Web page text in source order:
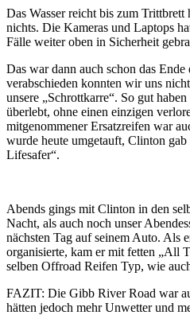
Das Wasser reicht bis zum
nichts. Die Kameras und Laptops
Fälle weiter oben in Sicherheit
Das war dann auch schon das
verabschieden konnten wir uns
unsere „Schrottkarre“. So gut
überlebt, ohne einen einzigen
mitgenommener Ersatzreifen war
wurde heute umgetauft, Clinton
Lifesafer“.
Abends gings mit Clinton in den
Nacht, als auch noch unser
nächsten Tag auf seinem Auto. Als
organisierte, kam er mit fetten „All
selben Offroad Reifen Typ, wie
FAZIT: Die Gibb River Road war
hätten jedoch mehr Unwetter und